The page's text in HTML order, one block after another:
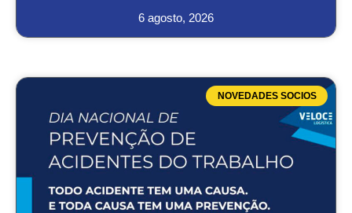
6 agosto, 2026
NOVEDADES SOCIOS